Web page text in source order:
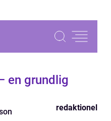
en grundlig
redaktionel